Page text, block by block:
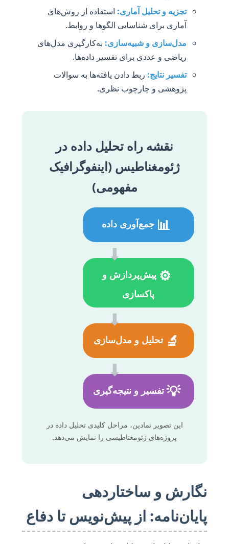
تجزیه و تحلیل آماری: استفاده از روش‌های
آماری برای شناسایی الگوها و روابط.
مدل‌سازی و شبیه‌سازی: به‌کارگیری مدل‌های
ریاضی و عددی برای تفسیر داده‌ها.
تفسیر نتایج: ربط دادن یافته‌ها به سوالات
پژوهشی و چارچوب نظری.
نقشه راه تحلیل داده در
ژئومغناطیس (اینفوگرافیک
مفهومی)
📊 جمع‌آوری داده
⬇
⚙️ پیش‌پردازش و
پاکسازی
⬇
🔬 تحلیل و مدل‌سازی
⬇
💡 تفسیر و نتیجه‌گیری
این تصویر نمادین، مراحل کلیدی تحلیل داده در
پروژه‌های ژئومغناطیسی را نمایش می‌دهد.
نگارش و ساختاردهی
پایان‌نامه: از پیش‌نویس تا دفاع